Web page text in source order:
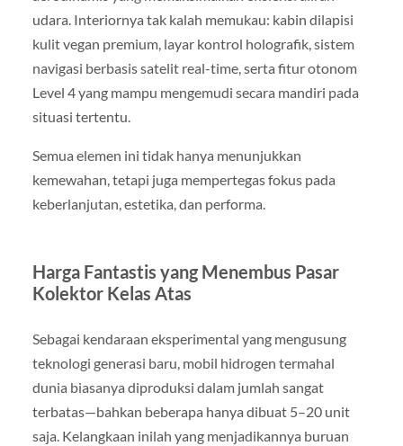
udara. Interiornya tak kalah memukau: kabin dilapisi
kulit vegan premium, layar kontrol holografik, sistem
navigasi berbasis satelit real-time, serta fitur otonom
Level 4 yang mampu mengemudi secara mandiri pada
situasi tertentu.
Semua elemen ini tidak hanya menunjukkan
kemewahan, tetapi juga mempertegas fokus pada
keberlanjutan, estetika, dan performa.
Harga Fantastis yang Menembus Pasar
Kolektor Kelas Atas
Sebagai kendaraan eksperimental yang mengusung
teknologi generasi baru, mobil hidrogen termahal
dunia biasanya diproduksi dalam jumlah sangat
terbatas—bahkan beberapa hanya dibuat 5–20 unit
saja. Kelangkaan inilah yang menjadikannya buruan